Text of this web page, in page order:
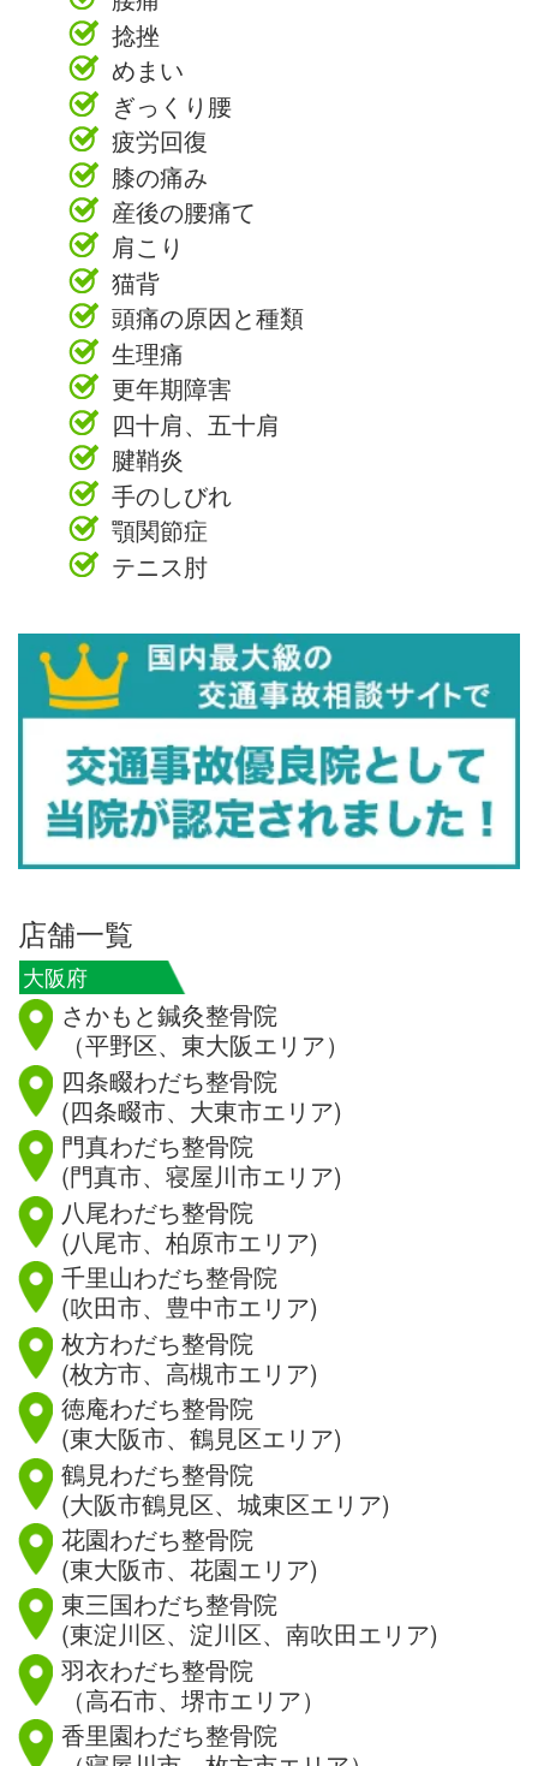
捻挫
めまい
ぎっくり腰
疲労回復
膝の痛み
産後の腰痛て
肩こり
猫背
頭痛の原因と種類
生理痛
更年期障害
四十肩、五十肩
腱鞘炎
手のしびれ
顎関節症
テニス肘
店舗一覧
大阪府
さかもと鍼灸整骨院
（平野区、東大阪エリア）
四条畷わだち整骨院
(四条畷市、大東市エリア)
門真わだち整骨院
(門真市、寝屋川市エリア)
八尾わだち整骨院
(八尾市、柏原市エリア)
千里山わだち整骨院
(吹田市、豊中市エリア)
枚方わだち整骨院
(枚方市、高槻市エリア)
徳庵わだち整骨院
(東大阪市、鶴見区エリア)
鶴見わだち整骨院
(大阪市鶴見区、城東区エリア)
花園わだち整骨院
(東大阪市、花園エリア)
東三国わだち整骨院
(東淀川区、淀川区、南吹田エリア)
羽衣わだち整骨院
（高石市、堺市エリア）
香里園わだち整骨院